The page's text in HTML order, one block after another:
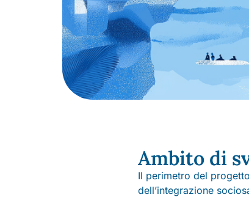
Ambito di
Il perimetro del
dell’integrazione